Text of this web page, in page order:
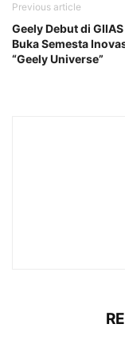
Previous article
Geely Debut di
Buka Semesta
“Geely Universe”